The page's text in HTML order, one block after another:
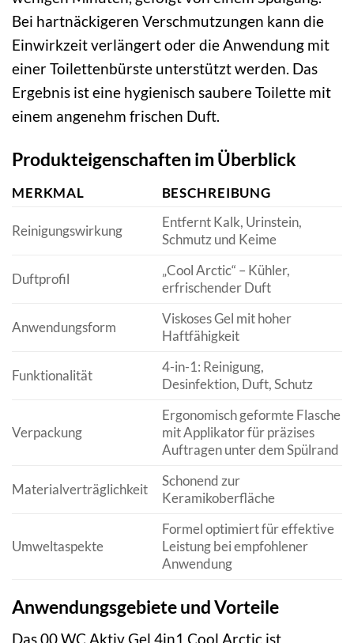
Bei hartnäckigeren Verschmutzungen kann die
Einwirkzeit verlängert oder die Anwendung mit
einer Toilettenbürste unterstützt werden. Das
Ergebnis ist eine hygienisch saubere Toilette mit
einem angenehm frischen Duft.
Produkteigenschaften im Überblick
MERKMAL BESCHREIBUNG
Reinigungswirkung
Entfernt Kalk, Urinstein,
Schmutz und Keime
Duftprofil
„Cool Arctic“ – Kühler,
erfrischender Duft
Anwendungsform
Viskoses Gel mit hoher
Haftfähigkeit
Funktionalität
4-in-1: Reinigung,
Desinfektion, Duft, Schutz
Verpackung
Ergonomisch geformte Flasche
mit Applikator für präzises
Auftragen unter dem Spülrand
Materialverträglichkeit
Schonend zur
Keramikoberfläche
Umweltaspekte
Formel optimiert für effektive
Leistung bei empfohlener
Anwendung
Anwendungsgebiete und Vorteile
Das 00 WC Aktiv Gel 4in1 Cool Arctic ist